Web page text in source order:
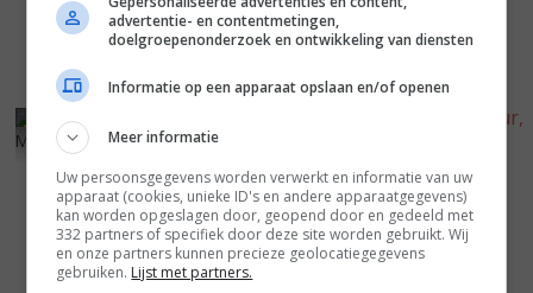
5,7
My Little Princess (2011)
assassin, p... (2010)
advertentie- en contentmetingen,
doelgroepenonderzoek en ontwikkeling van diensten
Informatie op een apparaat opslaan en/of openen
Meer informatie
Uw persoonsgegevens worden verwerkt en informatie van uw
apparaat (cookies, unieke ID's en andere apparaatgegevens)
kan worden opgeslagen door, geopend door en gedeeld met
332 partners of specifiek door deze site worden gebruikt. Wij
en onze partners kunnen precieze geolocatiegegevens
gebruiken. Lijst met partners.